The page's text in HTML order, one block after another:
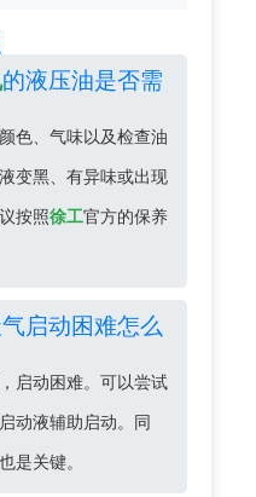
的液压油是否需
色、气味以及检查油
变黑、有异味或出现
按照徐工官方的保养
启动困难怎么
启动困难。可以尝试
动液辅助启动。同
是关键。